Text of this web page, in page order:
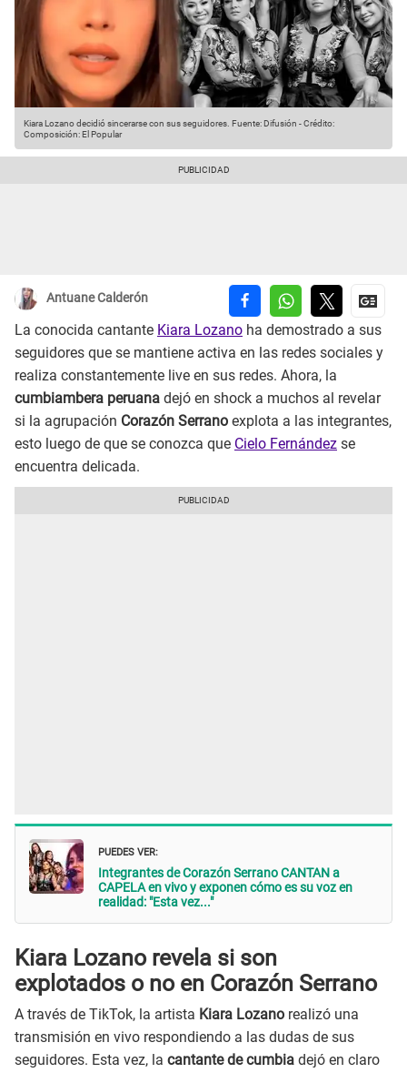
Kiara Lozano decidió sincerarse con sus seguidores. Fuente: Difusión -Crédito:
Composición: El Popular
Antuane Calderón
La conocida cantante Kiara Lozano ha demostrado a sus
seguidores que se mantiene activa en las redes sociales y
realiza constantemente live en sus redes. Ahora, la
cumbiambera peruana dejó en shock a muchos al revelar
si la agrupación Corazón Serrano explota a las integrantes,
esto luego de que se conozca que Cielo Fernández se
encuentra delicada.
PUEDES VER:
Integrantes de Corazón Serrano CANTAN a
CAPELA en vivo y exponen cómo es su voz en
realidad: "Esta vez..."
Kiara Lozano revela si son
explotados o no en Corazón Serrano
A través de TikTok, la artista Kiara Lozano realizó una
transmisión en vivo respondiendo a las dudas de sus
seguidores. Esta vez, la cantante de cumbia dejó en claro